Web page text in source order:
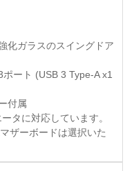
化ガラスのスイングドア
ート (USB 3 Type-A x1
付属
タに対応しています。
ザーボードは選択いた